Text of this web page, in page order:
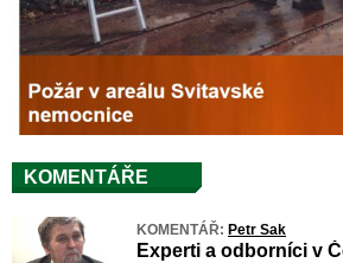
KOMENTÁŘE
KOMENTÁŘ: Petr Sak
Experti a odborníci v